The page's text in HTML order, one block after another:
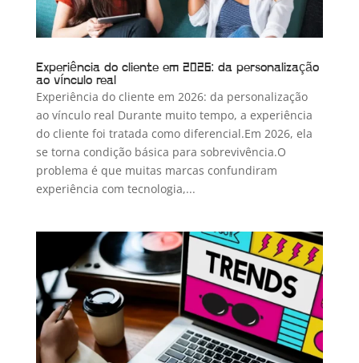
Experiência do cliente em 2026: da personalização
ao vínculo real
Experiência do cliente em 2026: da personalização
ao vínculo real Durante muito tempo, a experiência
do cliente foi tratada como diferencial.Em 2026, ela
se torna condição básica para sobrevivência.O
problema é que muitas marcas confundiram
experiência com tecnologia,...